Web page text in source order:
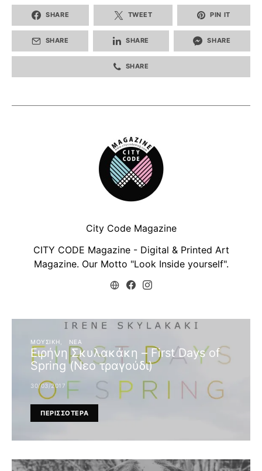
SHARE TWEET PIN IT
SHARE SHARE SHARE
SHARE
City Code Magazine
CITY CODE Magazine - Digital & Printed Art
Magazine. Our Motto "Look Inside yourself".
ΜΟΥΣΙΚΉ ΝΈΑ
Ειρήνη Σκυλακάκη – First Days of
Spring (Νεο τραγούδι)
30/03/2017
ΠΕΡΙΣΣΟΤΕΡΑ